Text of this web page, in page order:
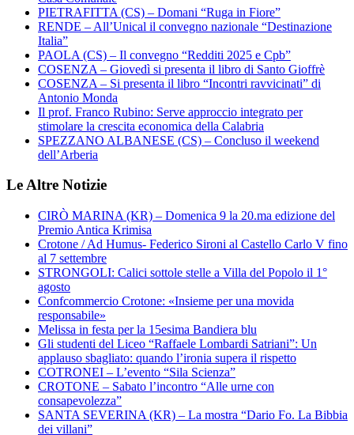
PIETRAFITTA (CS) – Domani “Ruga in Fiore”
RENDE – All’Unical il convegno nazionale “Destinazione
Italia”
PAOLA (CS) – Il convegno “Redditi 2025 e Cpb”
COSENZA – Giovedì si presenta il libro di Santo Gioffrè
COSENZA – Si presenta il libro “Incontri ravvicinati” di
Antonio Monda
Il prof. Franco Rubino: Serve approccio integrato per
stimolare la crescita economica della Calabria
SPEZZANO ALBANESE (CS) – Concluso il weekend
dell’Arberia
Le Altre Notizie
CIRÒ MARINA (KR) – Domenica 9 la 20.ma edizione del
Premio Antica Krimisa
Crotone / Ad Humus- Federico Sironi al Castello Carlo V fino
al 7 settembre
STRONGOLI: Calici sottole stelle a Villa del Popolo il 1°
agosto
Confcommercio Crotone: «Insieme per una movida
responsabile»
Melissa in festa per la 15esima Bandiera blu
Gli studenti del Liceo “Raffaele Lombardi Satriani”: Un
applauso sbagliato: quando l’ironia supera il rispetto
COTRONEI – L’evento “Sila Scienza”
CROTONE – Sabato l’incontro “Alle urne con
consapevolezza”
SANTA SEVERINA (KR) – La mostra “Dario Fo. La Bibbia
dei villani”